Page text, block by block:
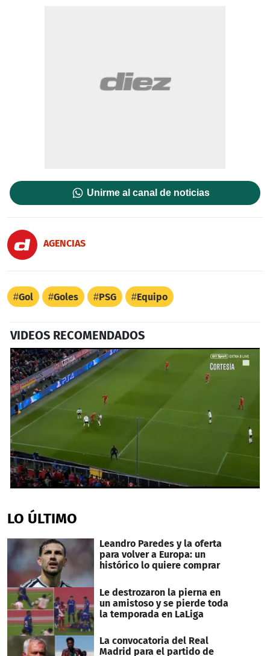
Unirme al canal de noticias
AGENCIAS
Gol Goles PSG Equipo
VIDEOS RECOMENDADOS
of
1
28
seconds
LO ÚLTIMO
Leandro Paredes y la oferta
para volver a Europa: un
histórico lo quiere comprar
Le destrozaron la pierna en
un amistoso y se pierde toda
la temporada en LaLiga
La convocatoria del Real
Madrid para el partido de